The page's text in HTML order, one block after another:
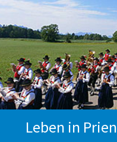
Leben in Prien